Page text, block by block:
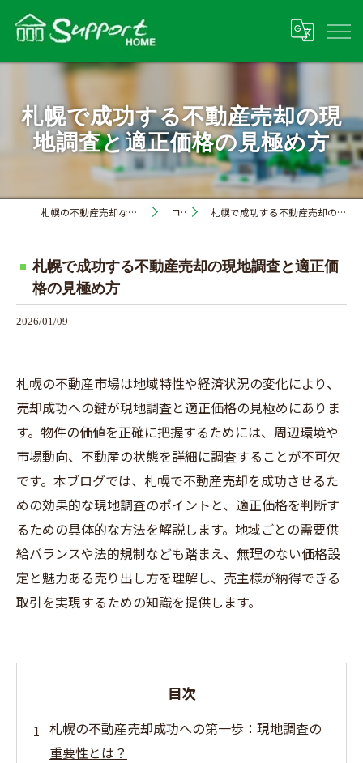
札幌で成功する不動産売却の現
地調査と適正価格の見極め方
札幌の不動産売却なら株式会社サポートホーム コラム 札幌で成功する不動産売却の現地調査と適正価格の見極め方
札幌で成功する不動産売却の現地調査と適正価
格の見極め方
2026/01/09
札幌の不動産市場は地域特性や経済状況の変化により、
売却成功への鍵が現地調査と適正価格の見極めにありま
す。物件の価値を正確に把握するためには、周辺環境や
市場動向、不動産の状態を詳細に調査することが不可欠
です。本ブログでは、札幌で不動産売却を成功させるた
めの効果的な現地調査のポイントと、適正価格を判断す
るための具体的な方法を解説します。地域ごとの需要供
給バランスや法的規制なども踏まえ、無理のない価格設
定と魅力ある売り出し方を理解し、売主様が納得できる
取引を実現するための知識を提供します。
目次
札幌の不動産売却成功への第一歩：現地調査の
重要性とは？